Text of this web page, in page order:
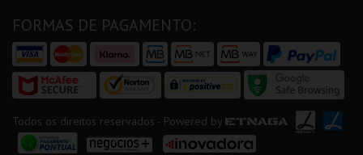
FORMAS DE PAGAMENTO:
Todos os direitos reservados - Powered by ETNAGA